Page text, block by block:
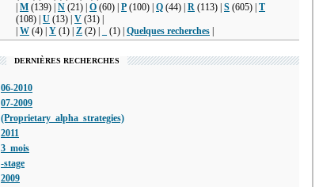
M (139) | N (21) | O (60) | P (100) | Q (44) | R (113) | S (605) | T
(108) | U (13) | V (31) |
W (4) | Y (1) | Z (2) | (1) | Quelques recherches
DERNIÈRES RECHERCHES
06-2010
07-2009
(Proprietary_alpha_strategies)
2011
3_mois
-stage
2009